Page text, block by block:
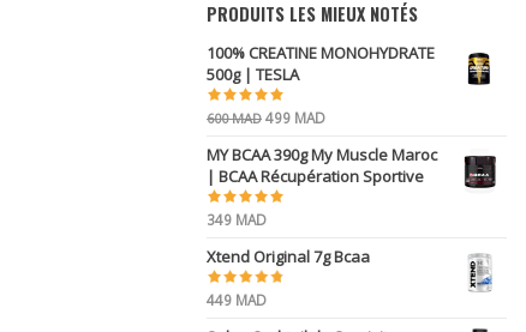
PRODUITS LES MIEUX NOTÉS
100% CREATINE MONOHYDRATE
500g | TESLA
600MAD Le
initial
était :
600 MAD.
499 MADLe
actuel
est :
MY BCAA 390g My Muscle Maroc
| BCAA Récupération Sportive
349 MAD
Xtend Original 7g Bcaa
449 MAD